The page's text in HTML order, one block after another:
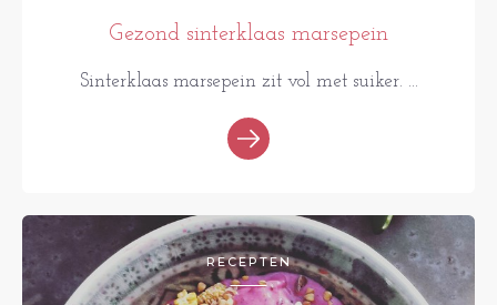
Gezond sinterklaas marsepein
Sinterklaas marsepein zit vol met suiker. ...
RECEPTEN